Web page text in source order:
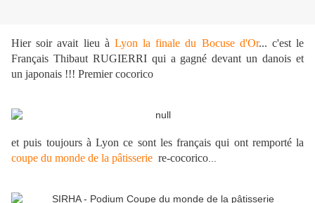
Hier soir avait lieu à Lyon la finale du Bocuse d'Or... c'est le
Français Thibaut RUGIERRI qui a gagné devant un danois et
un japonais !!! Premier cocorico
et puis toujours à Lyon ce sont les français qui ont remporté la
coupe du monde de la pâtisserie re-cocorico